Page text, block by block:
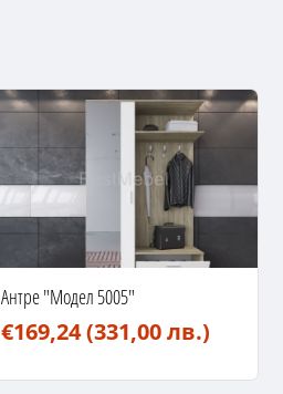
Антре "Модел 5005"
€169,24(331,00 лв.)